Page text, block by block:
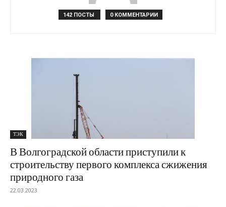
142 ПОСТЫ 0 КОММЕНТАРИИ
ТЭК
В Волгоградской области приступили к
строительству первого комплекса сжижения
природного газа
22.03.2023